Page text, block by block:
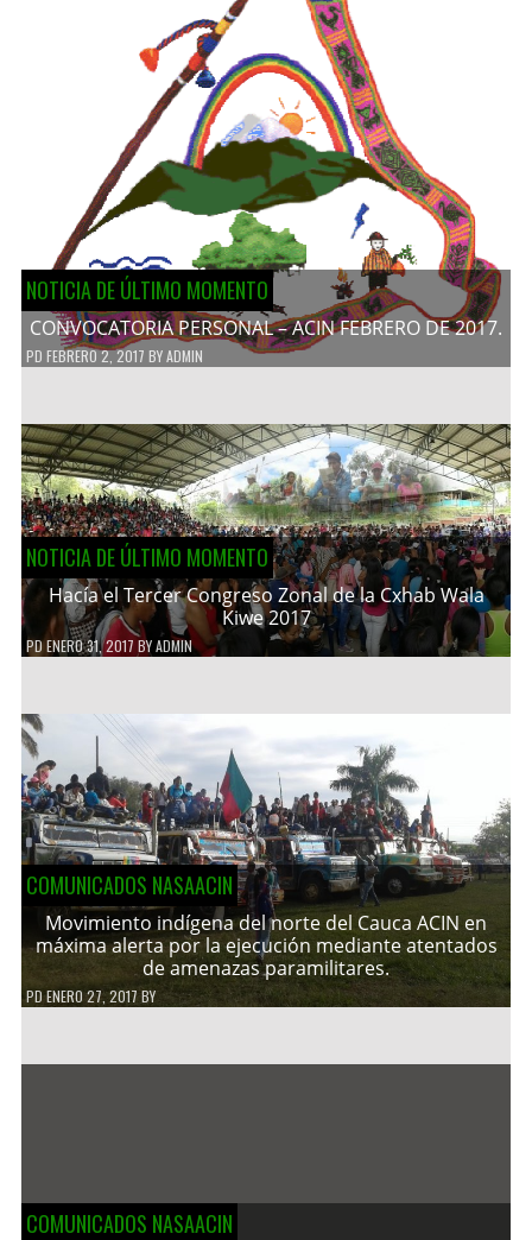
NOTICIA DE ÚLTIMO MOMENTO
CONVOCATORIA PERSONAL – ACIN FEBRERO DE 2017.
PD FEBRERO 2, 2017 BYADMIN
NOTICIA DE ÚLTIMO MOMENTO
Hacía el Tercer Congreso Zonal de la Cxhab Wala
Kiwe 2017
PDENERO 31, 2017 BYADMIN
COMUNICADOS NASAACIN
Movimiento indígena del norte del Cauca ACIN en
máxima alerta por la ejecución mediante atentados
de amenazas paramilitares.
PDENERO 27, 2017 BY
COMUNICADOS NASAACIN